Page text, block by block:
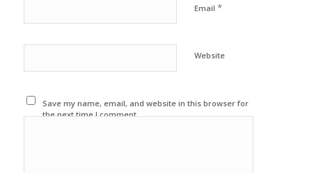
Email *
Website
Save my name, email, and website in this browser for
the next time I comment.